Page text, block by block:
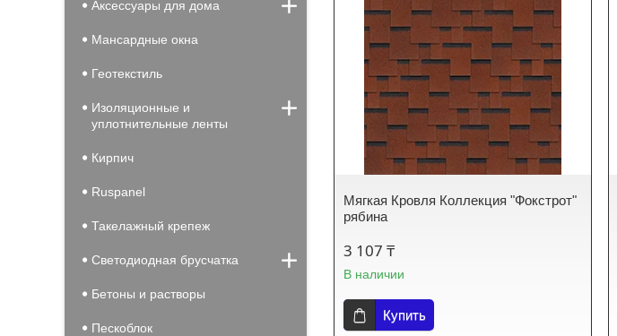
Мягкая Кровля Коллекция "Фокстрот"
рябина
3 107 ₸
В наличии
Купить
Аксессуары для дома
Мансардные окна
Геотекстиль
Изоляционные и
уплотнительные ленты
Кирпич
Ruspanel
Такелажный крепеж
Светодиодная брусчатка
Бетоны и растворы
Пескоблок